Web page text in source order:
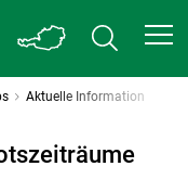
Aktuelle Information